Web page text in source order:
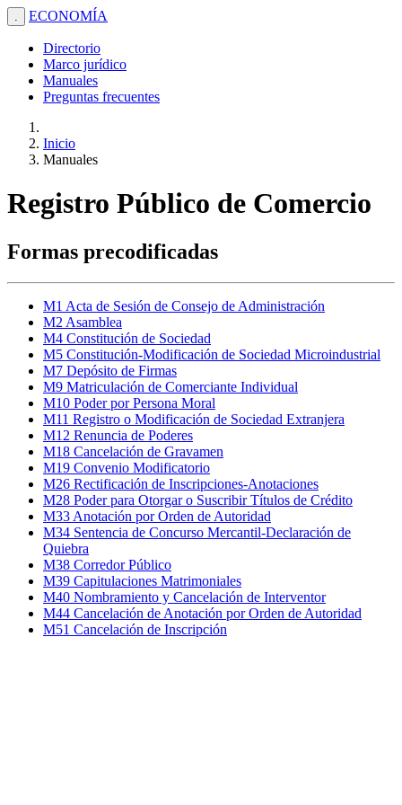
. ECONOMÍA
Directorio
Marco jurídico
Manuales
Preguntas frecuentes
Inicio
Manuales
Registro Público de Comercio
Formas precodificadas
M1 Acta de Sesión de Consejo de Administración
M2 Asamblea
M4 Constitución de Sociedad
M5 Constitución-Modificación de Sociedad Microindustrial
M7 Depósito de Firmas
M9 Matriculación de Comerciante Individual
M10 Poder por Persona Moral
M11 Registro o Modificación de Sociedad Extranjera
M12 Renuncia de Poderes
M18 Cancelación de Gravamen
M19 Convenio Modificatorio
M26 Rectificación de Inscripciones-Anotaciones
M28 Poder para Otorgar o Suscribir Títulos de Crédito
M33 Anotación por Orden de Autoridad
M34 Sentencia de Concurso Mercantil-Declaración de
Quiebra
M38 Corredor Público
M39 Capitulaciones Matrimoniales
M40 Nombramiento y Cancelación de Interventor
M44 Cancelación de Anotación por Orden de Autoridad
M51 Cancelación de Inscripción